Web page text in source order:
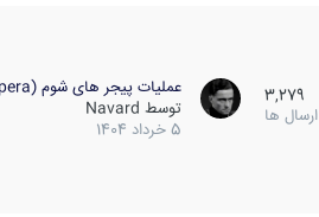
3,279
ارسال ها
عملیات پیجر های شوم (Opera…
توسط Navard
5 خرداد 1404